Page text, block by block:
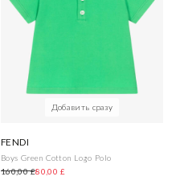
Добавить сразу
FENDI
Boys Green Cotton Logo Polo
160,00 £80,00 £